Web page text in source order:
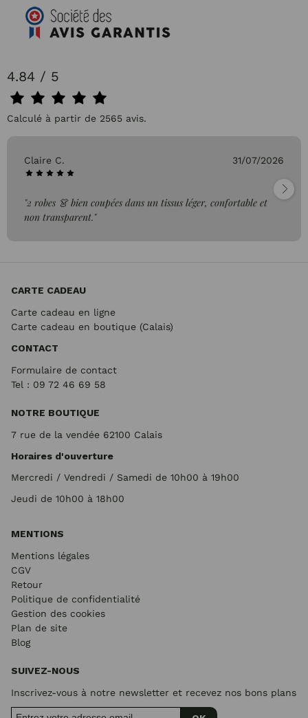
4.84 / 5
Calculé à partir de 2565 avis.
Claire C. 31/07/2026
"2 robes 👗 bien coupées dans un tissus léger, confortable et
non transparent."
CARTE CADEAU
Carte cadeau en ligne
Carte cadeau en boutique (Calais)
CONTACT
Formulaire de contact
Tel : 09 72 46 69 58
NOTRE BOUTIQUE
7 rue de la vendée 62100 Calais
Horaires d'ouverture
Mercredi / Vendredi / Samedi de 10h00 à 19h00
Jeudi de 10h00 à 18h00
MENTIONS
Mentions légales
CGV
Retour
Politique de confidentialité
Gestion des cookies
Plan de site
Blog
SUIVEZ-NOUS
Inscrivez-vous à notre newsletter et recevez nos bons plans